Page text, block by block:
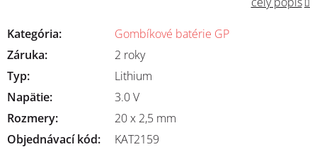
Kategória:
Gombíkové batérie GP
Záruka:
2 roky
Typ:
Lithium
Napätie:
3.0 V
Rozmery:
20 x 2,5 mm
Objednávací kód:
KAT2159